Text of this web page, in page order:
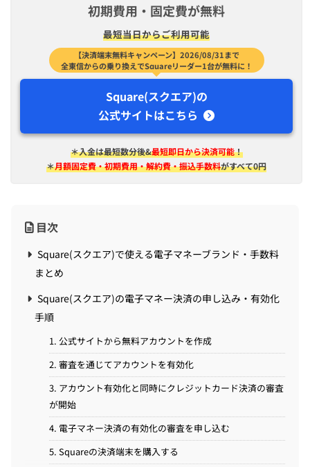
初期費用・固定費が無料
最短​当日から​ご利用可能
【決済端末無料キャンペーン】2026/08/31まで
全東信からの乗り換えでSquareリーダー1台が無料に！
Square(スクエア)の
公式サイトはこちら
＊入金は​最短​数分後&最短即日から決済可能！
＊月額固定費・初期費用・解約費・振込手数料がすべて0円
目次
Square(スクエア)で使える電子マネーブランド・手数料
まとめ
Square(スクエア)の電子マネー決済の申し込み・有効化
手順
1. 公式サイトから無料アカウントを作成
2. 審査を通じてアカウントを有効化
3. アカウント有効化と同時にクレジットカード決済の審査
が開始
4. 電子マネー決済の有効化の審査を申し込む
5. Squareの決済端末を購入する